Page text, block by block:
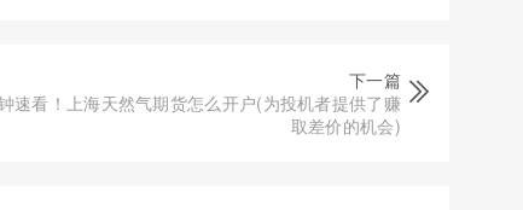
下一篇
速看！上海天然气期货怎么开户(为投机者提供了赚
取差价的机会)